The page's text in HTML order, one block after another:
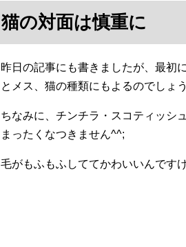
猫の対面は慎重に
昨日の記事にも書きましたが、最初
とメス、猫の種類にもよるのでしょ
ちなみに、チンチラ・スコティッシ
まったくなつきません^^;
毛がもふもふしててかわいいんです